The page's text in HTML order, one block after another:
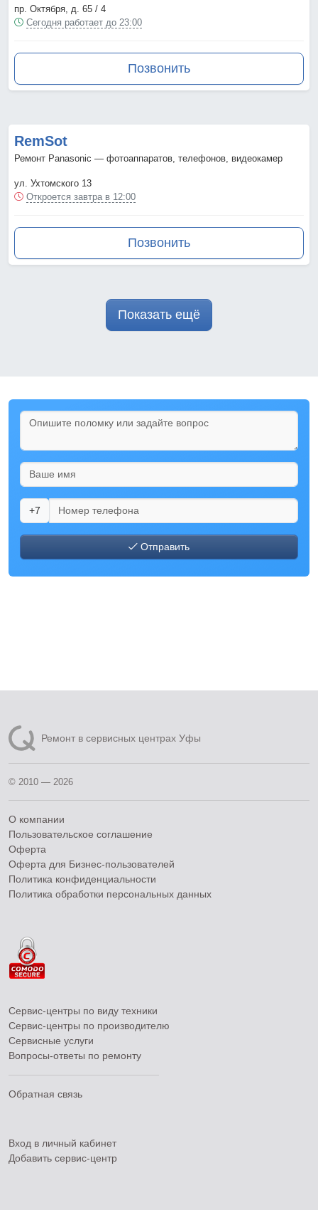
пр. Октября, д. 65 / 4
Сегодня работает до 23:00
Позвонить
RemSot
Ремонт Panasonic — фотоаппаратов, телефонов, видеокамер
ул. Ухтомского 13
Откроется завтра в 12:00
Позвонить
Показать ещё
+7
Отправить
Ремонт в сервисных центрах Уфы
© 2010 — 2026
О компании
Пользовательское соглашение
Оферта
Оферта для Бизнес-пользователей
Политика конфиденциальности
Политика обработки персональных данных
Сервис-центры по виду техники
Сервис-центры по производителю
Сервисные услуги
Вопросы-ответы по ремонту
Обратная связь
Вход в личный кабинет
Добавить сервис-центр